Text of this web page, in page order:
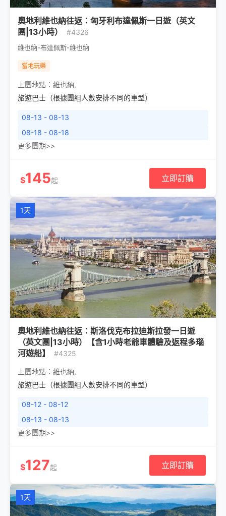
奧地利維也納往返：匈牙利布達佩斯一日遊（英文
團|13小時）
#4326
維也納-布達佩斯-維也納
當地玩樂
上團地點： 維也納,
旅遊巴士（根據團組人數安排不同的車型）
08-13 - 08-13
08-18 - 08-18
更多團期>>
$145起 立即訂購
1天
奧地利維也納往返：斯洛伐克布拉迪斯拉發一日遊
（英文團|13小時）【含1小時老爺車體驗及返程多瑙
河遊船】
#4325
上團地點： 維也納,
旅遊巴士（根據團組人數安排不同的車型）
08-12 - 08-12
08-13 - 08-13
更多團期>>
$127起 立即訂購
1天